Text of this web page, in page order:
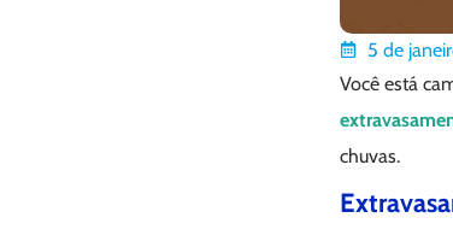
5 de
Você está
chuvas.